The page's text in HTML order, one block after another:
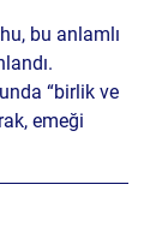
, bu anlamlı
“birlik ve
emeği